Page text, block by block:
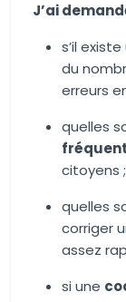
J’ai
s’il
du
erreurs
quelles
citoyens ;
quelles
corriger
assez
si une